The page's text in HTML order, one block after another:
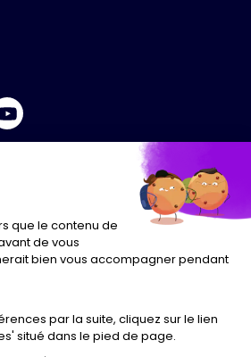
que le contenu de
de vous
bien vous accompagner pendant
par la suite, cliquez sur le lien
situé dans le pied de page.